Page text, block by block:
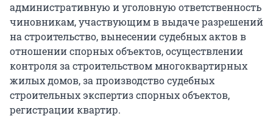
административную и уголовную ответственность
чиновникам, участвующим в выдаче разрешений
на строительство, вынесении судебных актов в
отношении спорных объектов, осуществлении
контроля за строительством многоквартирных
жилых домов, за производство судебных
строительных экспертиз спорных объектов,
регистрации квартир.